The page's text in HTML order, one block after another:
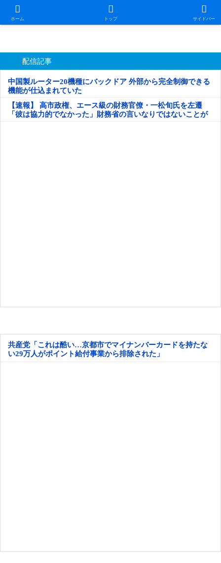
ホーム トップ サイドバー
日本第一！ニュース録
配信記事
中国製ルーター20機種にバックドア 外部から完全制御できる
機能が仕込まれていた
【速報】 高市政権、エース級の財務官僚・一松旬氏を左遷
「彼は協力的でなかった」財務省の言いなりではないことが
判明
共産党「これは酷い…京都市でマイナンバーカードを持たな
い29万人がポイント給付事業から排除された」